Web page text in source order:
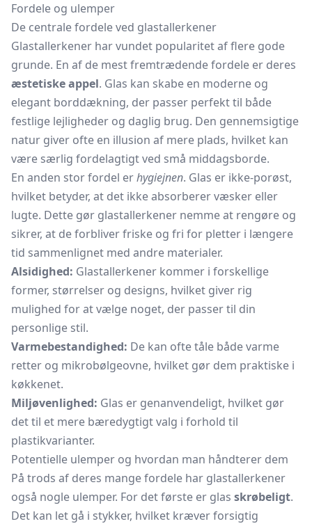
Fordele og ulemper
De centrale fordele ved glastallerkener
Glastallerkener har vundet popularitet af flere gode
grunde. En af de mest fremtrædende fordele er deres
æstetiske appel. Glas kan skabe en moderne og
elegant borddækning, der passer perfekt til både
festlige lejligheder og daglig brug. Den gennemsigtige
natur giver ofte en illusion af mere plads, hvilket kan
være særlig fordelagtigt ved små middagsborde.
En anden stor fordel erhygiejnen. Glas er ikke-porøst,
hvilket betyder, at det ikke absorberer væsker eller
lugte. Dette gør glastallerkener nemme at rengøre og
sikrer, at de forbliver friske og fri for pletter i længere
tid sammenlignet med andre materialer.
Alsidighed: Glastallerkener kommer i forskellige
former, størrelser og designs, hvilket giver rig
mulighed for at vælge noget, der passer til din
personlige stil.
Varmebestandighed: De kan ofte tåle både varme
retter og mikrobølgeovne, hvilket gør dem praktiske i
køkkenet.
Miljøvenlighed: Glas er genanvendeligt, hvilket gør
det til et mere bæredygtigt valg i forhold til
plastikvarianter.
Potentielle ulemper og hvordan man håndterer dem
På trods af deres mange fordele har glastallerkener
også nogle ulemper. For det første er glas skrøbeligt.
Det kan let gå i stykker, hvilket kræver forsigtig